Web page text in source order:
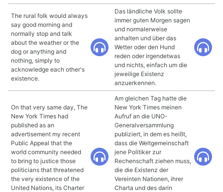
The rural folk would always
say good morning and
normally stop and talk
about the weather or the
dog or anything and
nothing, simply to
acknowledge each other's
existence.
Das ländliche Volk sollte
immer guten Morgen sagen
und normalerweise
anhalten und über das
Wetter oder den Hund
reden oder irgendetwas
und nichts, einfach um die
jeweilige Existenz
anzuerkennen.
On that very same day, The
New York Times had
published as an
advertisement my recent
Public Appeal that the
world community needed
to bring to justice those
politicians that threatened
the very existence of the
United Nations, its Charter
Am gleichen Tag hatte die
New York Times meinen
Aufruf an die UNO-
Generalversammlung
publiziert, in dem es heißt,
dass die Weltgemeinschaft
jene Politiker zur
Rechenschaft ziehen muss,
die die Existenz der
Vereinten Nationen, ihrer
Charta und des darin